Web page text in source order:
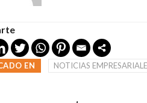
EN NOTICIAS